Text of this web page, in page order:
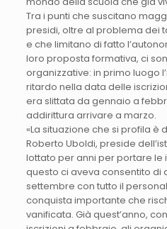
Tra i punti che suscitano
presidi, oltre al problema dei
e che limitano di fatto
loro proposta formativa, ci
organizzative: in primo luogo
ritardo nella data delle
era slittata da gennaio a
addirittura arrivare a marzo.
«La situazione che si profila è
Roberto Uboldi, preside
lottato per anni per portare le
questo ci aveva consentito di
settembre con tutto il
conquista importante che
vanificata. Già quest’anno,